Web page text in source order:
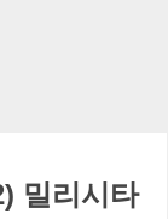
밀리시타